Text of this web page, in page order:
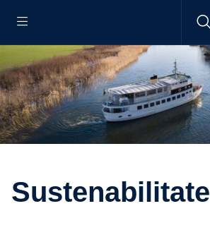
Sustenabilitate